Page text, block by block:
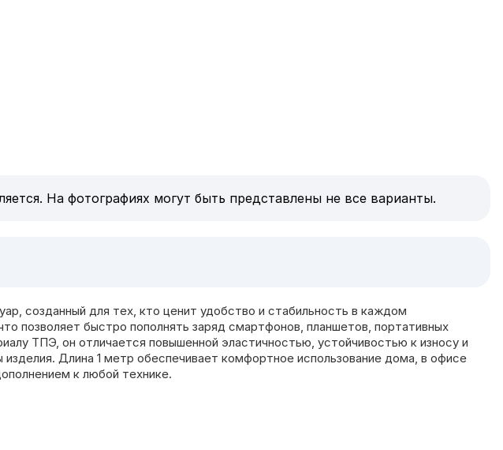
На фотографиях могут быть представлены не все варианты.
созданный для тех, кто ценит удобство и стабильность в каждом
позволяет быстро пополнять заряд смартфонов, планшетов, портативных
ТПЭ, он отличается повышенной эластичностью, устойчивостью к износу и
Длина 1 метр обеспечивает комфортное использование дома, в офисе
к любой технике.